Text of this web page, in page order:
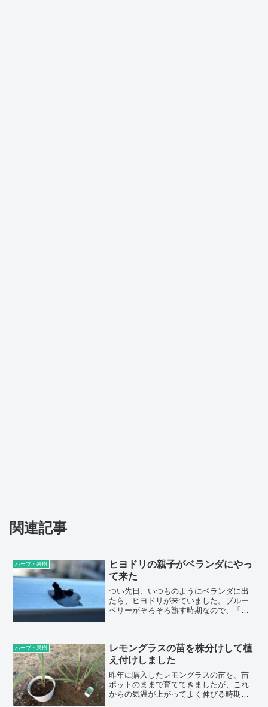
関連記事
ハーブ・果樹
ヒヨドリの親子がベランダにやっ
て来た
つい先日、いつものようにベランダに出
たら、ヒヨドリが来ていました。ブルー
ベリーがそろそろ熟す時期なので、「あ
に、まだヒナのような鳥がいて、たぶん
目が合いました。「かわいい」と思った
のですが、飛んで...
ハーブ・果樹
レモングラスの苗を株分けして植
え付けしました
昨年に購入したレモングラスの苗を、苗
ポットのままで育ててきましたが、これ
からの気温が上がってよく伸びる時期に